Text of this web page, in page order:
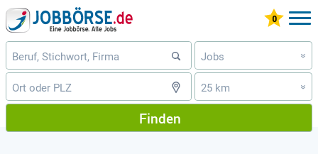
Jobs »
25 km »
Finden